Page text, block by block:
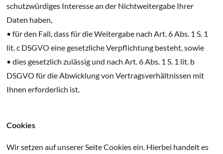
schutzwürdiges Interesse an der Nichtweitergabe Ihrer
Daten haben,
• für den Fall, dass für die Weitergabe nach Art. 6 Abs. 1 S. 1
lit. c DSGVO eine gesetzliche Verpflichtung besteht, sowie
• dies gesetzlich zulässig und nach Art. 6 Abs. 1 S. 1 lit. b
DSGVO für die Abwicklung von Vertragsverhältnissen mit
Ihnen erforderlich ist.
Cookies
Wir setzen auf unserer Seite Cookies ein. Hierbei handelt es